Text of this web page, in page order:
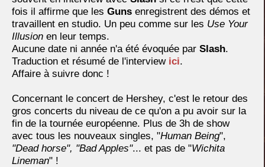
fois il affirme que les Guns enregistrent des démos et
travaillent en studio. Un peu comme sur les Use Your
Illusion en leur temps.
Aucune date ni année n'a été évoquée par Slash.
Traduction et résumé de l'interview ici.
Affaire à suivre donc !
Concernant le concert de Hershey, c'est le retour des
gros concerts du niveau de ce qu'on a pu avoir sur la
fin de la tournée européenne. Plus de 3h de show
avec tous les nouveaux singles, "Human Being",
"Dead horse", "Bad Apples"... et pas de "Wichita
Lineman" !